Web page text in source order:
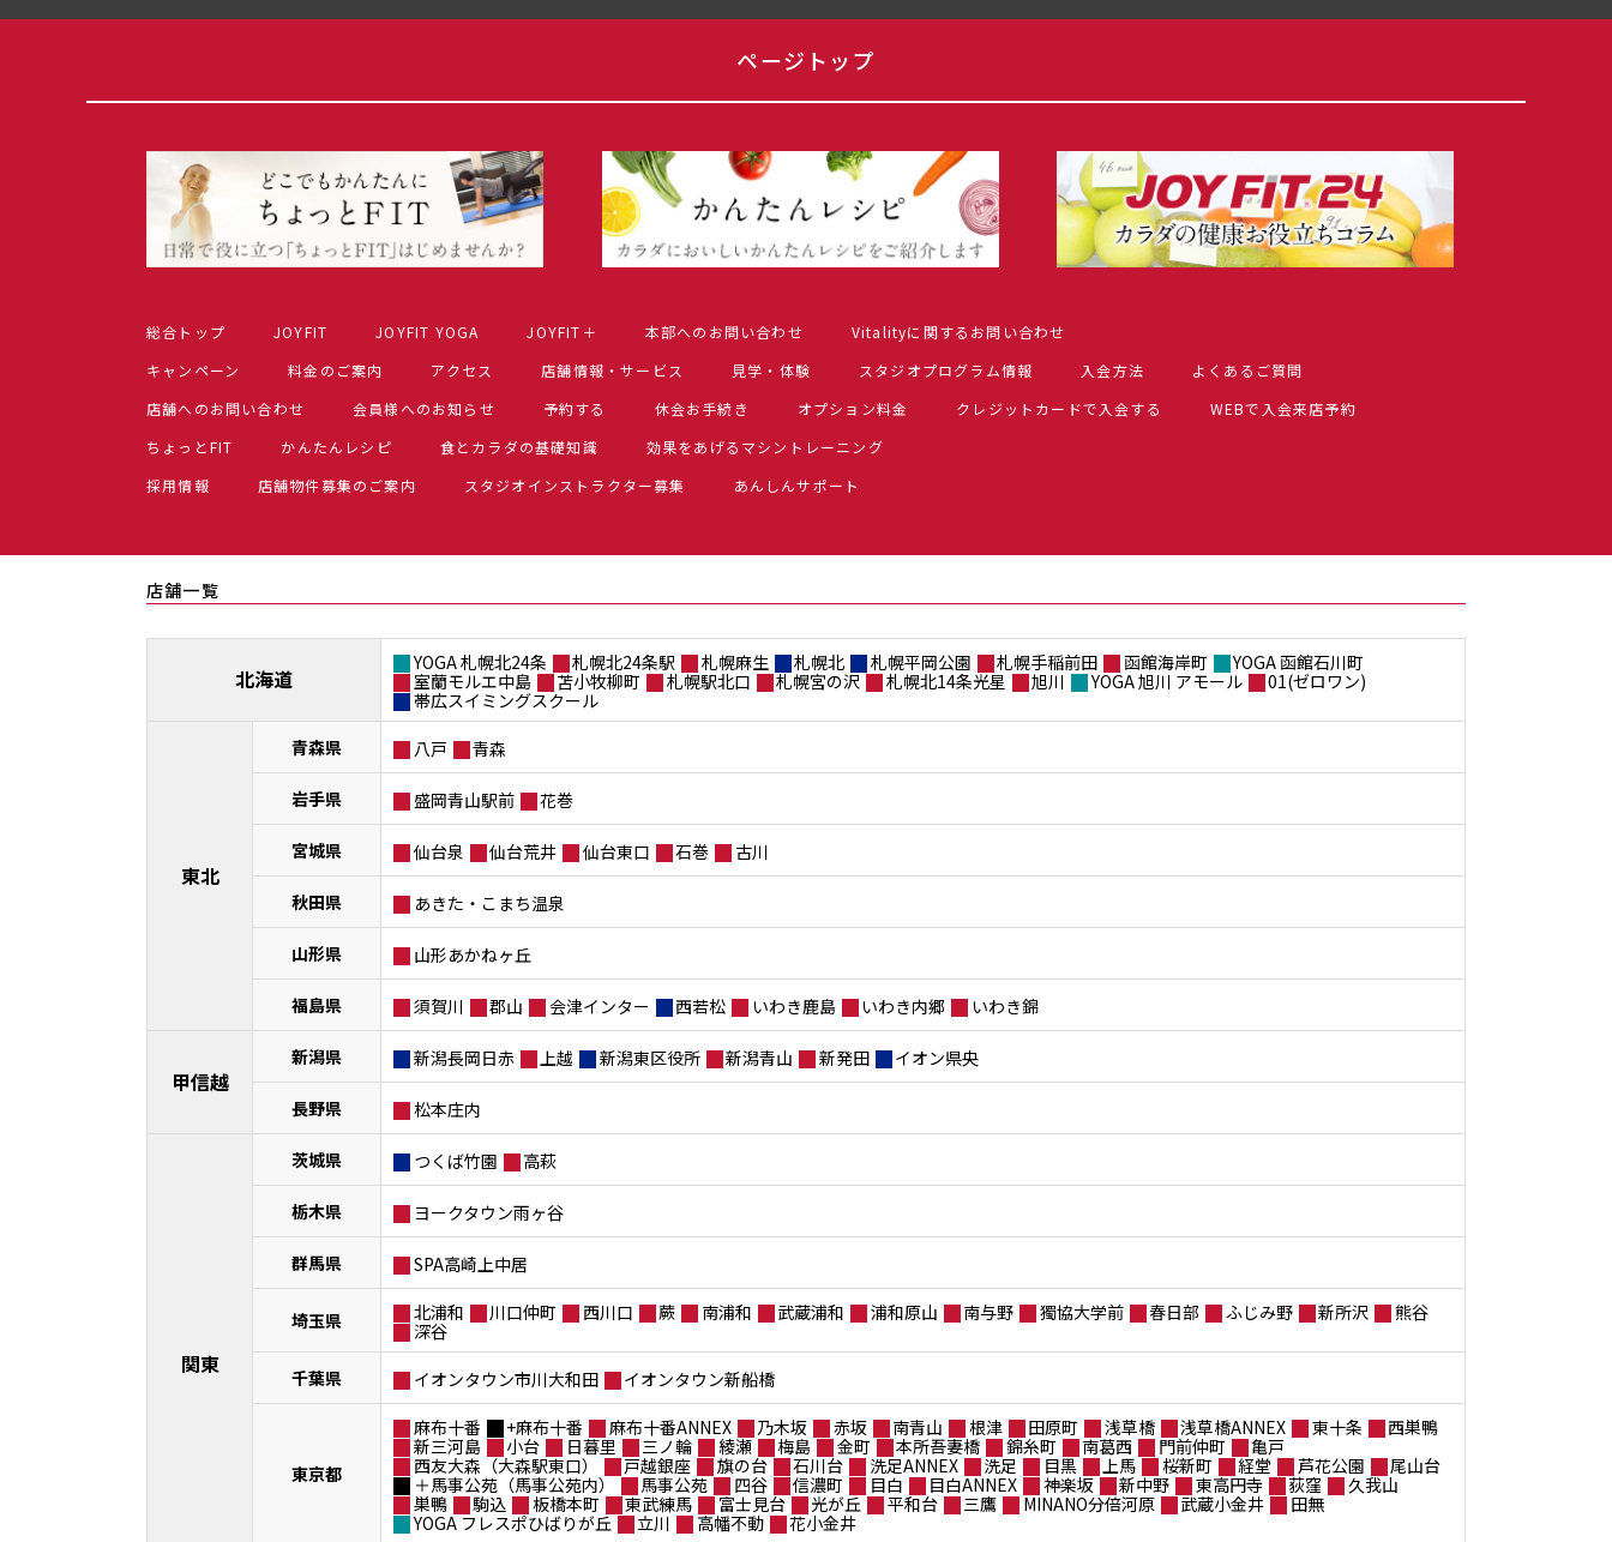
ページトップ
総合トップ JOYFIT JOYFIT YOGA JOYFIT＋ 本部へのお問い合わせ
Vitalityに関するお問い合わせ
キャンペーン
料金のご案内 アクセス 店舗情報・サービス 見学・体験 スタジオプログラム情報 入会方法
よくあるご質問
店舗へのお問い合わせ
会員様へのお知らせ 予約する 休会お手続き オプション料金 クレジットカードで入会する
WEBで入会来店予約
ちょっとFIT
かんたんレシピ 食とカラダの基礎知識
効果をあげるマシントレーニング
採用情報
店舗物件募集のご案内 スタジオインストラクター募集 あんしんサポート
店舗一覧
北海道
YOGA 札幌北24条 札幌北24条駅 札幌麻生 札幌北 札幌平岡公園 札幌手稲前田 函館海岸町
YOGA 函館石川町
室蘭モルエ中島
苫小牧柳町 札幌駅北口 札幌宮の沢 札幌北14条光星 旭川 YOGA 旭川 アモール
01(ゼロワン)
帯広スイミングスクール
東北
青森県 八戸 青森
岩手県 盛岡青山駅前 花巻
宮城県 仙台泉 仙台荒井 仙台東口 石巻 古川
秋田県 あきた・こまち温泉
山形県 山形あかねヶ丘
福島県 須賀川 郡山 会津インター 西若松 いわき鹿島 いわき内郷 いわき錦
甲信越
新潟県 新潟長岡日赤 上越 新潟東区役所 新潟青山 新発田 イオン県央
長野県 松本庄内
関東
茨城県 つくば竹園 高萩
栃木県 ヨークタウン雨ヶ谷
群馬県 SPA高崎上中居
埼玉県 北浦和 川口仲町 西川口 蕨 南浦和 武蔵浦和 浦和原山 南与野 獨協大学前 春日部 ふじみ野 新所沢
熊谷
深谷
千葉県
イオンタウン市川大和田 イオンタウン新船橋
東京都
麻布十番 +麻布十番 麻布十番ANNEX 乃木坂 赤坂 南青山 根津 田原町 浅草橋 浅草橋ANNEX 東十条
西巣鴨
新三河島
小台 日暮里 三ノ輪 綾瀬 梅島 金町 本所吾妻橋 錦糸町 南葛西 門前仲町
亀戸
西友大森（大森駅東口）
戸越銀座 旗の台 石川台 洗足ANNEX 洗足 目黒 上馬 桜新町 経堂 芦花公園
尾山台
＋馬事公苑（馬事公苑内）
馬事公苑 四谷 信濃町 目白 目白ANNEX 神楽坂 新中野 東高円寺 荻窪
久我山
巣鴨
駒込 板橋本町 東武練馬 富士見台 光が丘 平和台 三鷹 MINANO分倍河原 武蔵小金井
田無
YOGA フレスポひばりが丘
立川 高幡不動 花小金井